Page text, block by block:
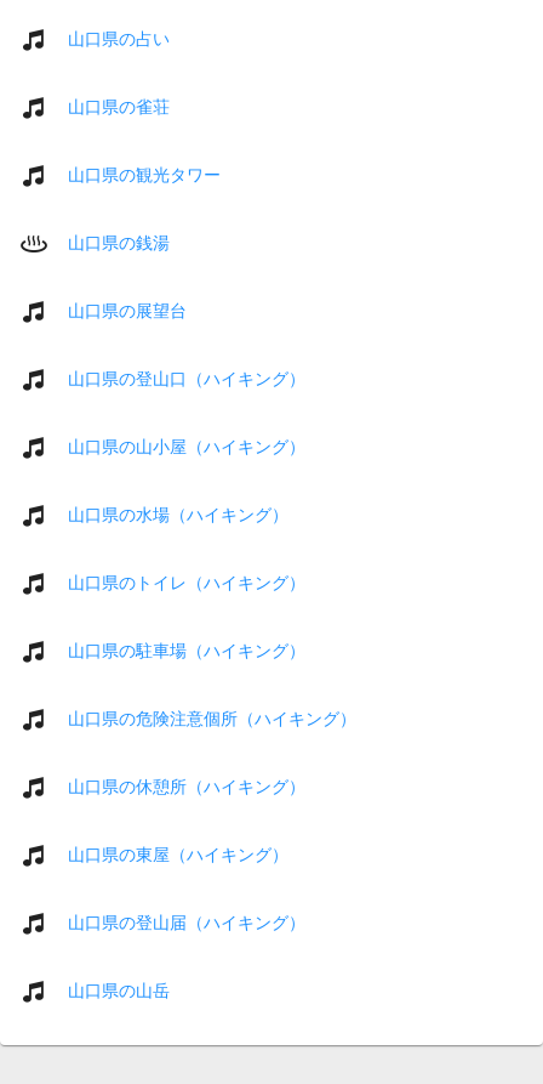
山口県の占い
山口県の雀荘
山口県の観光タワー
山口県の銭湯
山口県の展望台
山口県の登山口（ハイキング）
山口県の山小屋（ハイキング）
山口県の水場（ハイキング）
山口県のトイレ（ハイキング）
山口県の駐車場（ハイキング）
山口県の危険注意個所（ハイキング）
山口県の休憩所（ハイキング）
山口県の東屋（ハイキング）
山口県の登山届（ハイキング）
山口県の山岳